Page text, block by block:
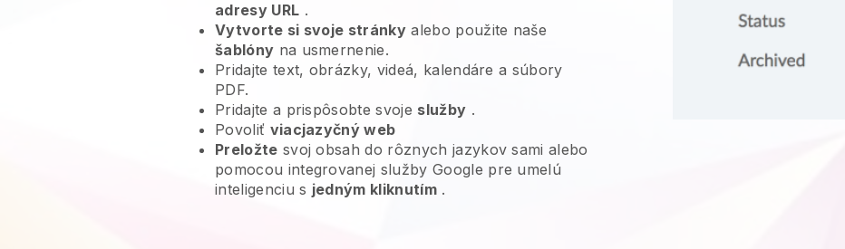
adresy URL .
Vytvorte si svoje stránky alebo použite naše
šablóny na usmernenie.
Pridajte text, obrázky, videá, kalendáre a súbory
PDF.
Pridajte a prispôsobte svoje služby .
Povoliť viacjazyčný web
Preložte svoj obsah do rôznych jazykov sami alebo
pomocou integrovanej služby Google pre umelú
inteligenciu s jedným kliknutím.